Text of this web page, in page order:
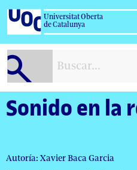
Salta
contenido
Universitat Oberta
de Catalunya
Sonido en la
Autoría: Xavier Baca Garcia